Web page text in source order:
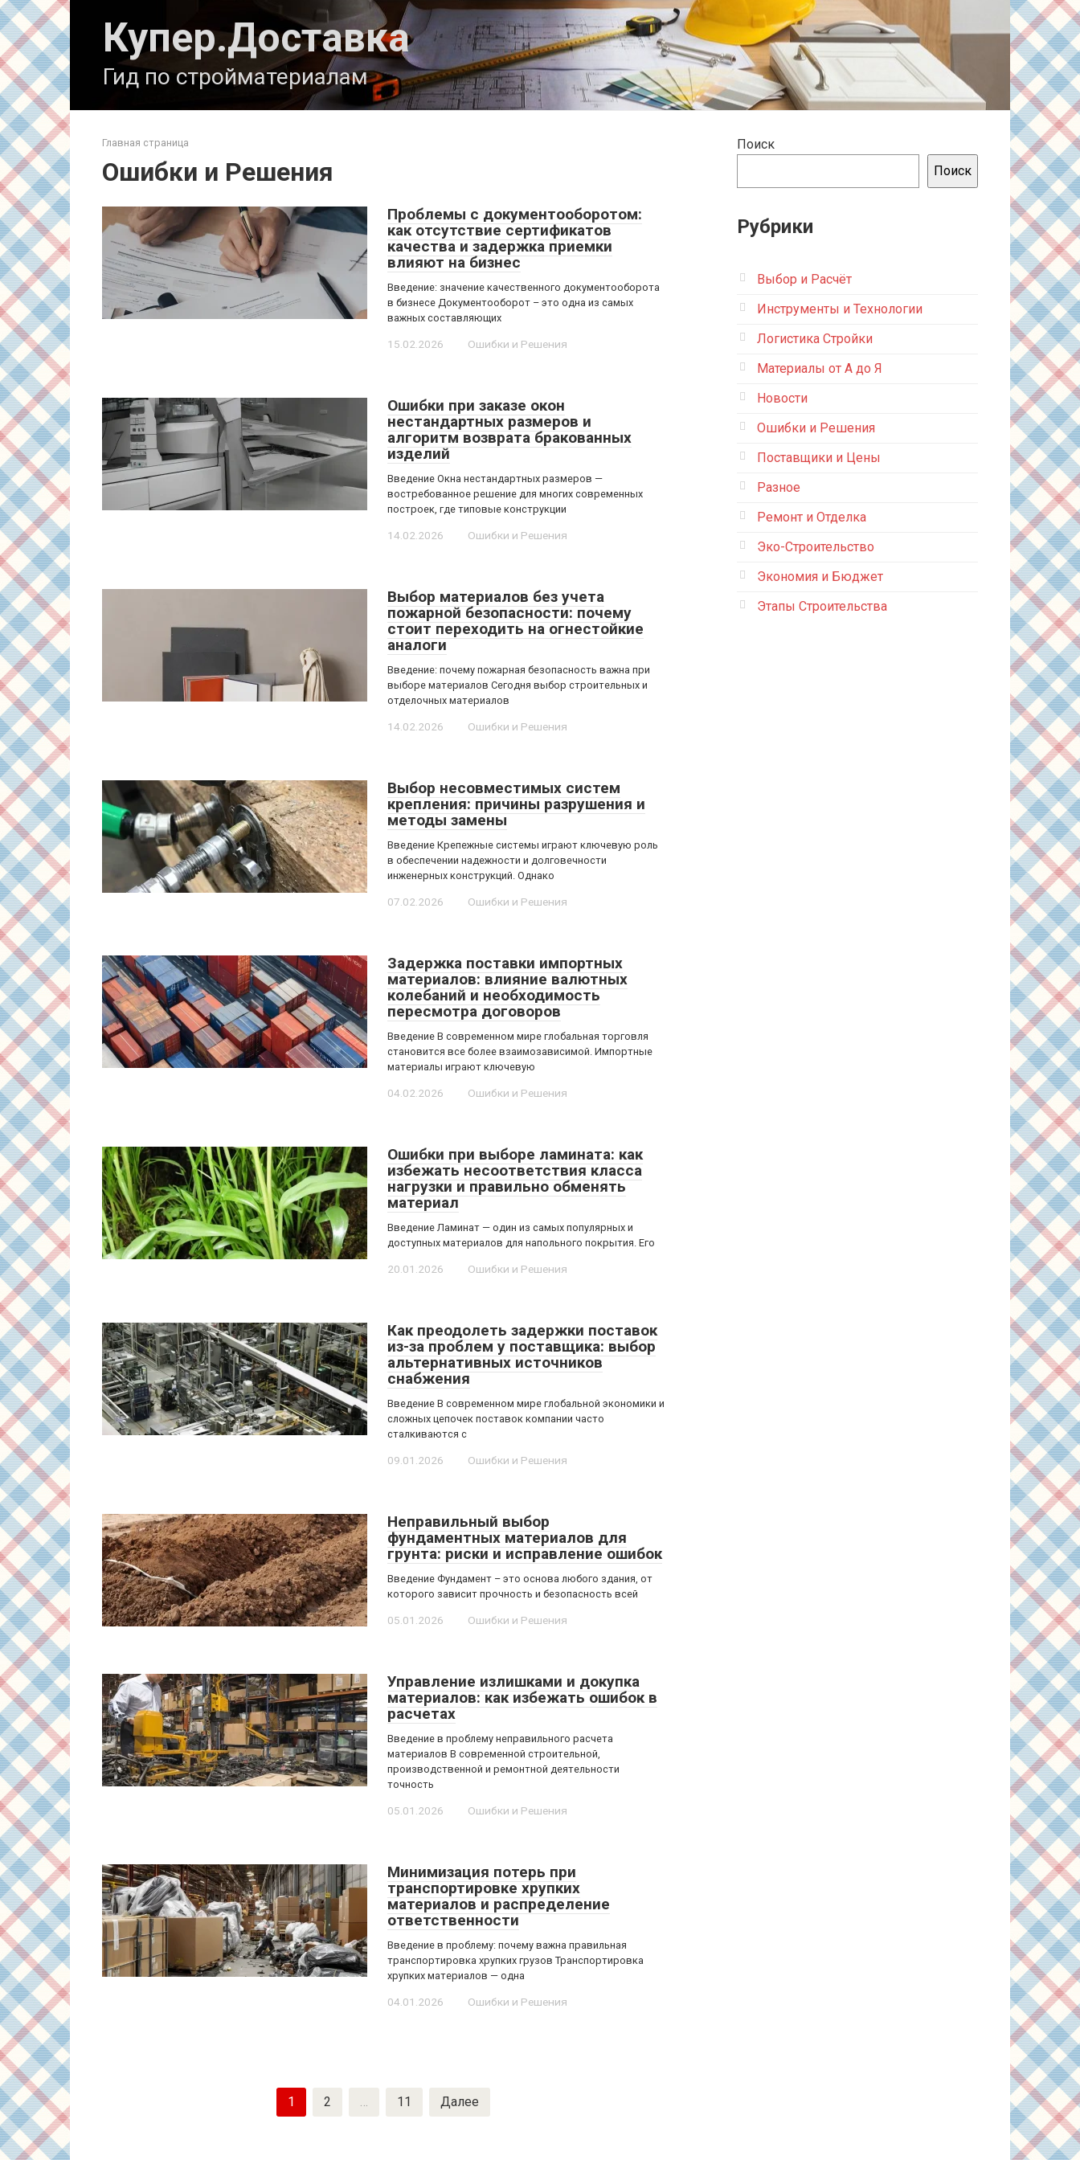
Перейти
к
контенту
Купер.Доставка
Гид по стройматериалам
Главная страница
Ошибки и Решения
Проблемы с документооборотом:
как отсутствие сертификатов
качества и задержка приемки
влияют на бизнес
Введение: значение качественного документооборота
в бизнесе Документооборот – это одна из самых
важных составляющих
15.02.2026 Ошибки и Решения
Ошибки при заказе окон
нестандартных размеров и
алгоритм возврата бракованных
изделий
Введение Окна нестандартных размеров —
востребованное решение для многих современных
построек, где типовые конструкции
14.02.2026 Ошибки и Решения
Выбор материалов без учета
пожарной безопасности: почему
стоит переходить на огнестойкие
аналоги
Введение: почему пожарная безопасность важна при
выборе материалов Сегодня выбор строительных и
отделочных материалов
14.02.2026 Ошибки и Решения
Выбор несовместимых систем
крепления: причины разрушения и
методы замены
Введение Крепежные системы играют ключевую роль
в обеспечении надежности и долговечности
инженерных конструкций. Однако
07.02.2026 Ошибки и Решения
Задержка поставки импортных
материалов: влияние валютных
колебаний и необходимость
пересмотра договоров
Введение В современном мире глобальная торговля
становится все более взаимозависимой. Импортные
материалы играют ключевую
04.02.2026 Ошибки и Решения
Ошибки при выборе ламината: как
избежать несоответствия класса
нагрузки и правильно обменять
материал
Введение Ламинат — один из самых популярных и
доступных материалов для напольного покрытия. Его
20.01.2026 Ошибки и Решения
Как преодолеть задержки поставок
из-за проблем у поставщика: выбор
альтернативных источников
снабжения
Введение В современном мире глобальной экономики и
сложных цепочек поставок компании часто
сталкиваются с
09.01.2026 Ошибки и Решения
Неправильный выбор
фундаментных материалов для
грунта: риски и исправление ошибок
Введение Фундамент – это основа любого здания, от
которого зависит прочность и безопасность всей
05.01.2026 Ошибки и Решения
Управление излишками и докупка
материалов: как избежать ошибок в
расчетах
Введение в проблему неправильного расчета
материалов В современной строительной,
производственной и ремонтной деятельности
точность
05.01.2026 Ошибки и Решения
Минимизация потерь при
транспортировке хрупких
материалов и распределение
ответственности
Введение в проблему: почему важна правильная
транспортировка хрупких грузов Транспортировка
хрупких материалов — одна
04.01.2026 Ошибки и Решения
1 2 … 11 Далее
Поиск
Поиск
Рубрики
Выбор и Расчёт
Инструменты и Технологии
Логистика Стройки
Материалы от А до Я
Новости
Ошибки и Решения
Поставщики и Цены
Разное
Ремонт и Отделка
Эко-Строительство
Экономия и Бюджет
Этапы Строительства